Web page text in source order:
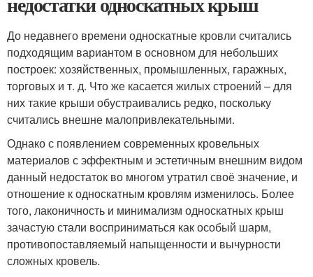
До недавнего времени односкатные кровли считались
подходящим вариантом в основном для небольших
построек: хозяйственных, промышленных, гаражных,
торговых и т. д. Что же касается жилых строений – для
них такие крыши обустраивались редко, поскольку
считались внешне малопривлекательными.
Однако с появлением современных кровельных
материалов с эффектным и эстетичным внешним видом
данный недостаток во многом утратил своё значение, и
отношение к односкатным кровлям изменилось. Более
того, лаконичность и минимализм односкатных крыш
зачастую стали восприниматься как особый шарм,
противопоставляемый напыщенности и вычурности
сложных кровель.